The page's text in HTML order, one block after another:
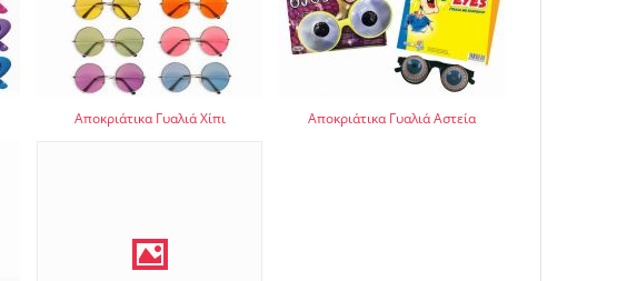
Αποκριάτικα Γυαλιά Χίπι Αποκριάτικα Γυαλιά Αστεία